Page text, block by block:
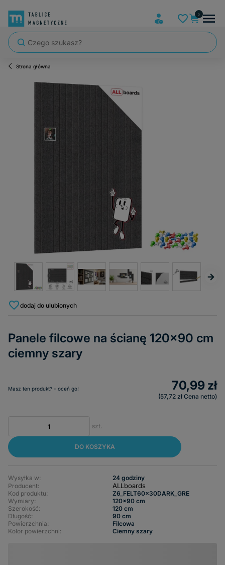
Strona główna
dodaj do ulubionych
Panele filcowe na ścianę 120x90 cm
ciemny szary
Masz ten produkt? - oceń go! 70,99 zł
57,72 zł Cena netto
szt.
DO KOSZYKA
Wysyłka w:
24 godziny
Producent:
ALLboards
Kod produktu:
Z6_FELT60x30DARK_GRE
Wymiary
120x90 cm
Szerokość
120 cm
Długość
90 cm
Powierzchnia
Filcowa
Kolor powierzchni
Ciemny szary